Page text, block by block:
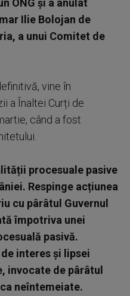
ONG și a anulat
Ilie Bolojan de
a unui Comitet de
vine în
a Înaltei Curți de
când a fost
procesuale pasive
Respinge acțiunea
cu pârâtul Guvernul
împotriva unei
pasivă.
interes și lipsei
invocate de pârâtul
neîntemeiate.